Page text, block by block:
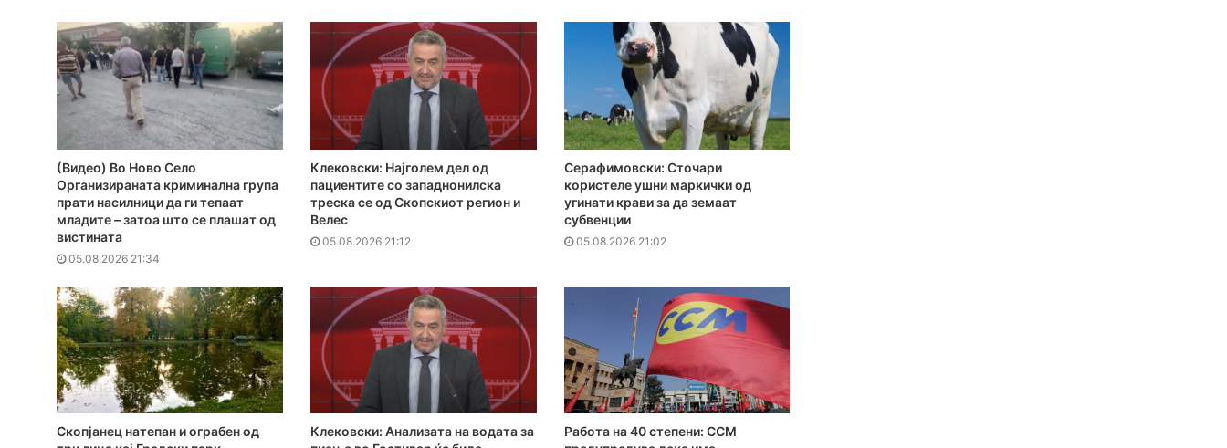
(Видео) Во Ново Село
Организираната криминална група
прати насилници да ги тепаат
младите – затоа што се плашат од
вистината
05.08.2026 21:34
Клековски: Најголем дел од
пациентите сo западнонилска
треска се од Скопскиот регион и
Велес
05.08.2026 21:12
Серафимовски: Сточари
користеле ушни маркички од
угинати крави за да земаат
субвенции
05.08.2026 21:02
Скопјанец натепан и ограбен од
Клековски: Анализата на водата за
Работа на 40 степени: ССМ